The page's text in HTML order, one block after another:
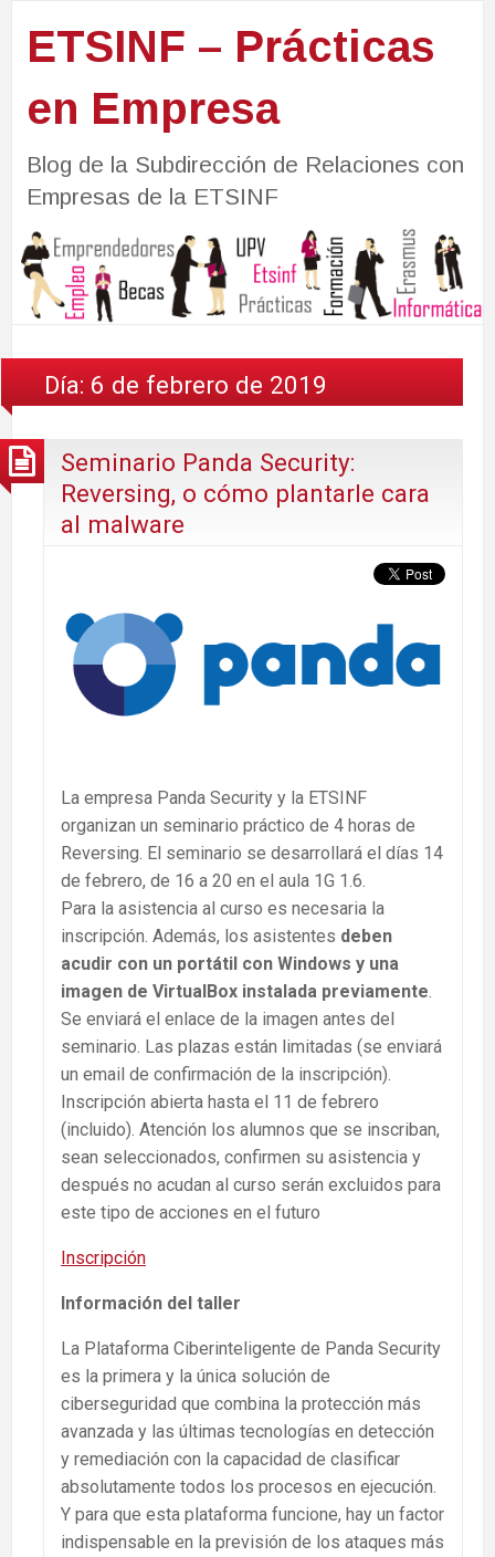
ETSINF – Prácticas
en Empresa
Blog de la Subdirección de Relaciones con
Empresas de la ETSINF
Día: 6 de febrero de 2019
Seminario Panda Security:
Reversing, o cómo plantarle cara
al malware
La empresa Panda Security y la ETSINF
organizan un seminario práctico de 4 horas de
Reversing. El seminario se desarrollará el días 14
de febrero, de 16 a 20 en el aula 1G 1.6.
Para la asistencia al curso es necesaria la
inscripción. Además, los asistentes deben
acudir con un portátil con Windows y una
imagen de VirtualBox instalada previamente
Se enviará el enlace de la imagen antes del
seminario. Las plazas están limitadas (se enviará
un email de confirmación de la inscripción).
Inscripción abierta hasta el 11 de febrero
(incluido). Atención los alumnos que se inscriban,
sean seleccionados, confirmen su asistencia y
después no acudan al curso serán excluidos para
este tipo de acciones en el futuro
Inscripción
Información del taller
La Plataforma Ciberinteligente de Panda Security
es la primera y la única solución de
ciberseguridad que combina la protección más
avanzada y las últimas tecnologías en detección
y remediación con la capacidad de clasificar
absolutamente todos los procesos en ejecución.
Y para que esta plataforma funcione, hay un factor
indispensable en la previsión de los ataques más